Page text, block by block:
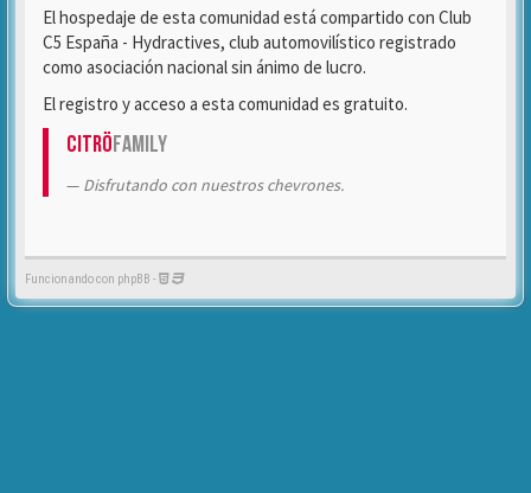
El hospedaje de esta comunidad está compartido con Club
C5 España - Hydractives, club automovilístico registrado
como asociación nacional sin ánimo de lucro.
El registro y acceso a esta comunidad es gratuito.
CitröFamily
Disfrutando con nuestros chevrones.
Funcionando con phpBB -